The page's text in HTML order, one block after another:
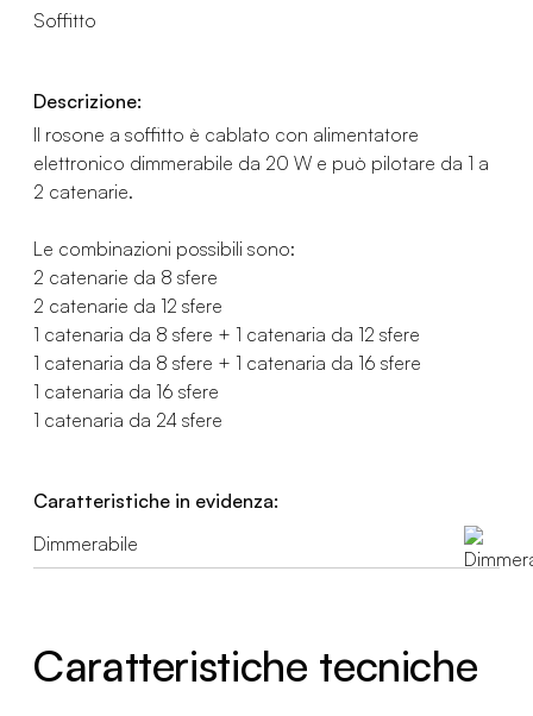
Soffitto
Descrizione:
Il rosone a soffitto è cablato con alimentatore
elettronico dimmerabile da 20 W e può pilotare da 1 a
2 catenarie.
Le combinazioni possibili sono:
2 catenarie da 8 sfere
2 catenarie da 12 sfere
1 catenaria da 8 sfere + 1 catenaria da 12 sfere
1 catenaria da 8 sfere + 1 catenaria da 16 sfere
1 catenaria da 16 sfere
1 catenaria da 24 sfere
Caratteristiche in evidenza:
Dimmerabile
Caratteristiche tecniche